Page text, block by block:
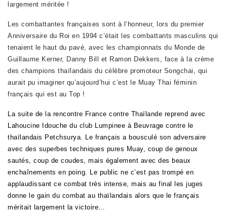
largement méritée !
Les combattantes françaises sont à l’honneur, lors du premier
Anniversaire du Roi en 1994 c’était les combattants masculins qui
tenaient le haut du pavé, avec les championnats du Monde de
Guillaume Kerner, Danny Bill et Ramon Dekkers, face à la crème
des champions thaïlandais du célèbre promoteur Songchai, qui
aurait pu imaginer qu’aujourd’hui c’est le Muay Thai féminin
français qui est au Top !
La suite de la rencontre France contre Thaïlande reprend avec
Lahoucine Idouche du club Lumpinee à Beuvrage contre le
thaïlandais Petchsurya. Le français a bousculé son adversaire
avec des superbes techniques pures Muay, coup de genoux
sautés, coup de coudes, mais également avec des beaux
enchaînements en poing. Le public ne c’est pas trompé en
applaudissant ce combat très intense, mais au final les juges
donne le gain du combat au thaïlandais alors que le français
méritait largement la victoire…